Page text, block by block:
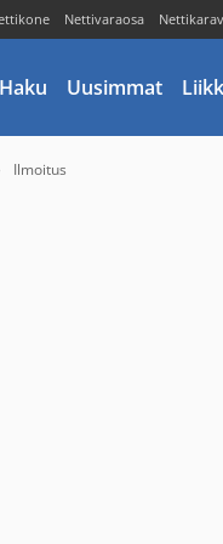
Nettivaraosa
Haku Uusimmat
Ilmoitus